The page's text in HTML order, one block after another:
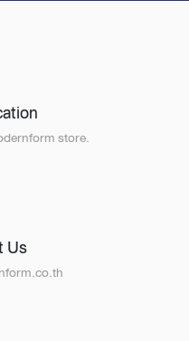
store.
Us